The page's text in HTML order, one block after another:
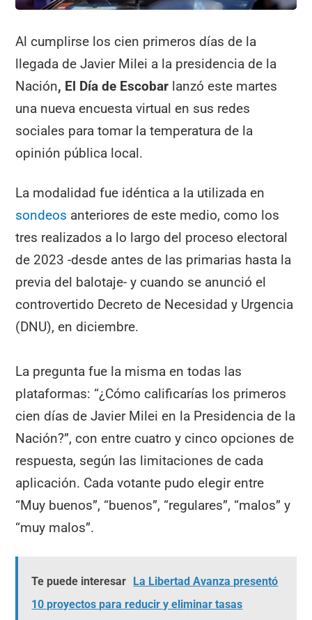
Al cumplirse los cien primeros días de la
llegada de Javier Milei a la presidencia de la
Nación, El Día de Escobar lanzó este martes
una nueva encuesta virtual en sus redes
sociales para tomar la temperatura de la
opinión pública local.
La modalidad fue idéntica a la utilizada en
sondeos anteriores de este medio, como los
tres realizados a lo largo del proceso electoral
de 2023 -desde antes de las primarias hasta la
previa del balotaje- y cuando se anunció el
controvertido Decreto de Necesidad y Urgencia
(DNU), en diciembre.
La pregunta fue la misma en todas las
plataformas: “¿Cómo calificarías los primeros
cien días de Javier Milei en la Presidencia de la
Nación?”, con entre cuatro y cinco opciones de
respuesta, según las limitaciones de cada
aplicación. Cada votante pudo elegir entre
“Muy buenos”, “buenos”, “regulares”, “malos” y
“muy malos”.
Te puede interesar La Libertad Avanza presentó
10 proyectos para reducir y eliminar tasas